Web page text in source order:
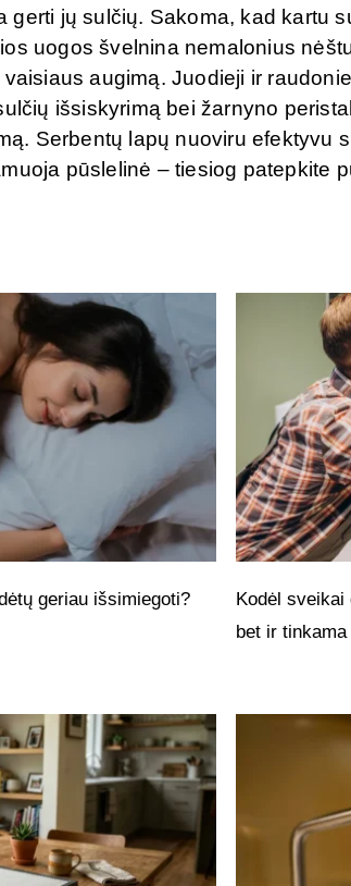
gerti jų sulčių. Sakoma, kad kartu
uogos švelnina nemalonius
augimą. Juodieji ir
išsiskyrimą bei žarnyno
Serbentų lapų nuoviru efektyvu
pūslelinė – tiesiog patepkite
geriau išsimiegoti?
Kodėl
bet ir